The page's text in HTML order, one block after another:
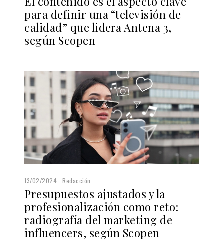
para definir una “televisión de
calidad” que lidera Antena 3,
según Scopen
13/02/2024 Redacción
Presupuestos ajustados y la
profesionalización como reto:
radiografía del marketing de
influencers, según Scopen